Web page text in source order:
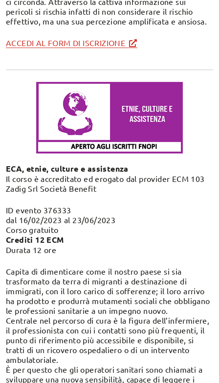
pericoli si rischia infatti di non considerare il rischio
effettivo, ma una sua percezione amplificata e ansiosa.
ACCEDI AL FORM DI ISCRIZIONE
ECA, etnie, culture e assistenza
Il corso è accreditato ed erogato dal provider ECM 103
Zadig Srl Società Benefit
ID evento 376333
dal 16/02/2023 al 23/06/2023
Corso gratuito
Crediti 12 ECM
Durata 12 ore
Capita di dimenticare come il nostro paese si sia
trasformato da terra di migranti a destinazione di
immigrati, con il loro carico di sofferenze; il loro arrivo
ha prodotto e produrrà mutamenti sociali che obbligano
le professioni sanitarie a un impegno nuovo.
Centrale nel percorso di cura è la figura dell’infermiere,
il professionista con cui i contatti sono più frequenti, il
punto di riferimento più accessibile e disponibile, si
tratti di un ricovero ospedaliero o di un intervento
ambulatoriale.
È per questo che gli operatori sanitari sono chiamati a
sviluppare una nuova sensibilità, capace di leggere i